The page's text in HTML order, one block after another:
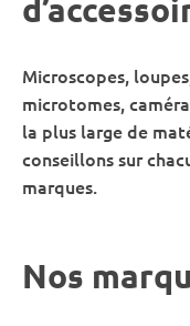
Microscopes,
microtomes,
la plus large de
conseillons sur
marques.
Nos